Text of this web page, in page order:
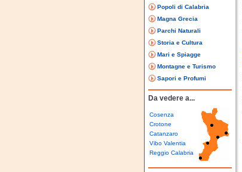
Popoli di Calabria
Magna Grecia
Parchi Naturali
Storia e Cultura
Mari e Spiagge
Montagne e Turismo
Sapori e Profumi
Da vedere a...
Cosenza
Crotone
Catanzaro
Vibo Valentia
Reggio Calabria